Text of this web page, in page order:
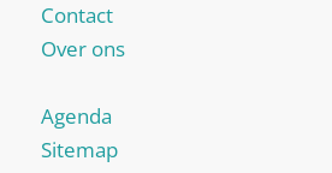
Contact
Over ons
Agenda
Sitemap